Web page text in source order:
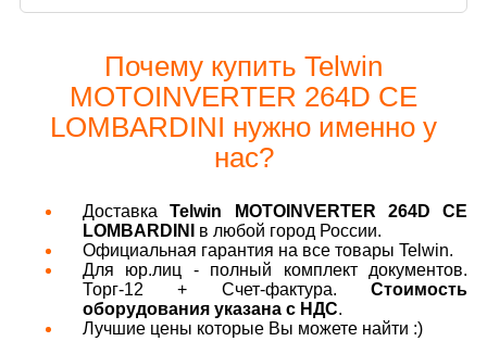
Почему купить Telwin
MOTOINVERTER 264D CE
LOMBARDINI нужно именно у
нас?
ДоставкаTelwin MOTOINVERTER 264D CE
LOMBARDINI
в любой город России.
Официальная гарантия на все товары Telwin.
Для юр.лиц - полный комплект документов.
Торг-12 + Счет-фактура. Стоимость
оборудования указана с НДС.
Лучшие цены которые Вы можете найти :)